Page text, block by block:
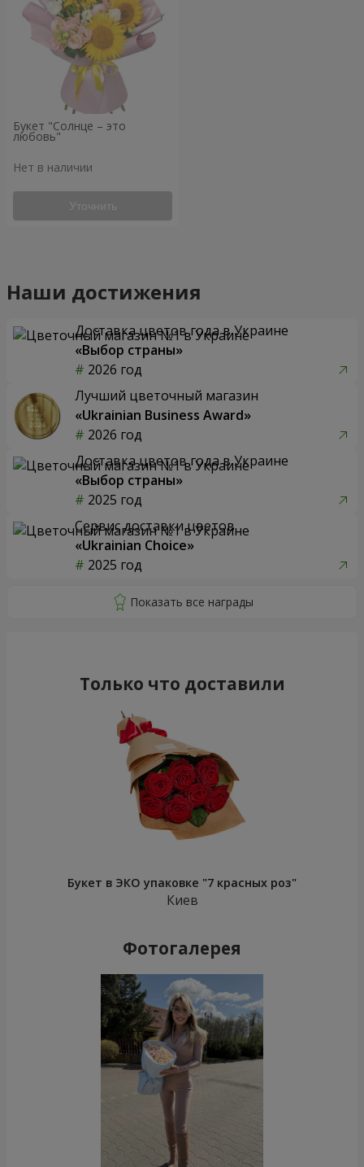
Букет "Солнце – это
любовь"
Нет в наличии
Уточнить
Наши достижения
Доставка цветов года в Украине
«Выбор страны»
2026 год
Лучший цветочный магазин
«Ukrainian Business Award»
2026 год
Доставка цветов года в Украине
«Выбор страны»
2025 год
Сервис доставки цветов
«Ukrainian Choice»
2025 год
Только что доставили
Букет в ЭКО упаковке "7 красных роз"
Киев
Фотогалерея